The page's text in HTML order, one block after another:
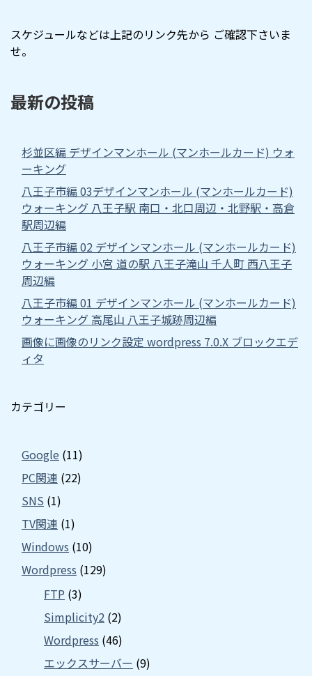
スケジュールなどは上記のリンク先から ご確認下さいま
せ。
最新の投稿
杉並区編 デザインマンホール (マンホールカード) ウォ
ーキング
八王子市編 03デザインマンホール (マンホールカード)
ウォーキング 八王子駅 南口・北口周辺・北野駅・高倉
駅周辺編
八王子市編 02 デザインマンホール (マンホールカード)
ウォーキング 小宮 道の駅 八王子滝山 千人町 西八王子
周辺編
八王子市編 01 デザインマンホール (マンホールカード)
ウォーキング 高尾山 八王子城跡周辺編
画像に画像のリンク設定 wordpress 7.0.X ブロックエデ
ィタ
カテゴリー
Google (11)
PC関連 (22)
SNS (1)
TV関連 (1)
Windows (10)
Wordpress (129)
FTP (3)
Simplicity2 (2)
Wordpress (46)
エックスサーバー (9)